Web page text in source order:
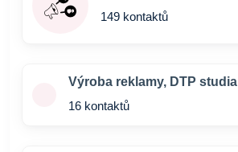
149 kontaktů
Výroba reklamy, DTP studia
16 kontaktů